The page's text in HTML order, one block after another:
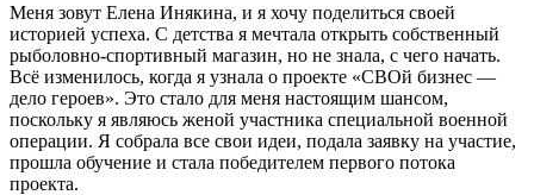
Меня зовут Елена Инякина, и я хочу поделиться своей
историей успеха. С детства я мечтала открыть собственный
рыболовно-спортивный магазин, но не знала, с чего начать.
Всё изменилось, когда я узнала о проекте «СВОй бизнес —
дело героев». Это стало для меня настоящим шансом,
поскольку я являюсь женой участника специальной военной
операции. Я собрала все свои идеи, подала заявку на участие,
прошла обучение и стала победителем первого потока
проекта.